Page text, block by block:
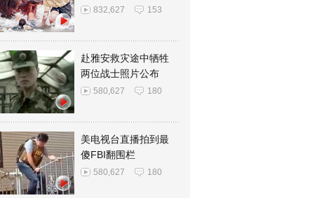
832,627 153
赴雅安救灾途中牺牲
两位战士照片公布
580,627 180
美电视台直播拍到最
傻FBI翻围栏
580,627 180